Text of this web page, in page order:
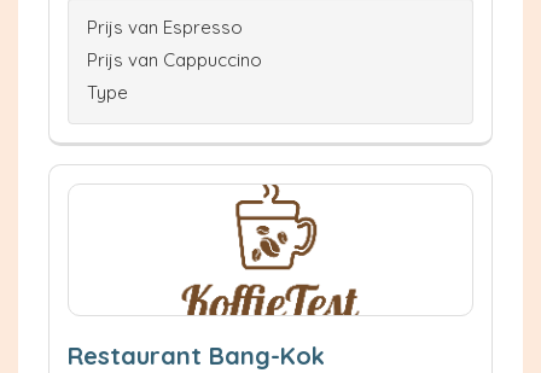
Prijs van Espresso
Prijs van Cappuccino
Type
Restaurant Bang-Kok